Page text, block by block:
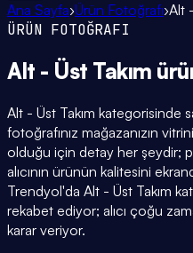
Ana Sayfa›Ürün Fotoğrafı›Alt
ÜRÜN FOTOĞRAFI
Alt - Üst Takım
Alt - Üst Takım kategorisinde
fotoğrafınız mağazanızın
olduğu için detay her şeydir;
alıcının ürünün kalitesini
Trendyol'da Alt - Üst Takım
rekabet ediyor; alıcı çoğu
karar veriyor.